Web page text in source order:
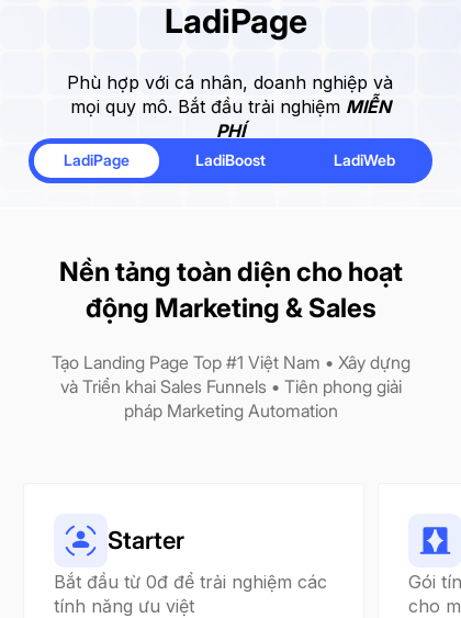
LadiPage
Phù hợp với cá nhân, doanh nghiệp và
mọi quy mô. Bắt đầu trải nghiệm MIỄN
PHÍ
LadiPage LadiBoost LadiWeb
Nền tảng toàn diện cho hoạt
động Marketing & Sales
Tạo Landing Page Top #1 Việt Nam • Xây dựng
và Triển khai Sales Funnels • Tiên phong giải
pháp Marketing Automation
Gói
cho
Starter
Bắt đầu từ 0đ để trải nghiệm các
tính năng ưu việt